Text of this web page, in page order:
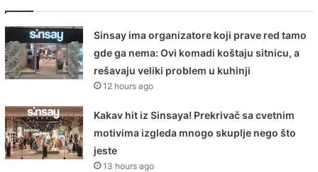
Sinsay ima organizatore koji prave red tamo
gde ga nema: Ovi komadi koštaju sitnicu, a
rešavaju veliki problem u kuhinji
12 hours ago
Kakav hit iz Sinsaya! Prekrivač sa cvetnim
motivima izgleda mnogo skuplje nego što
jeste
13 hours ago